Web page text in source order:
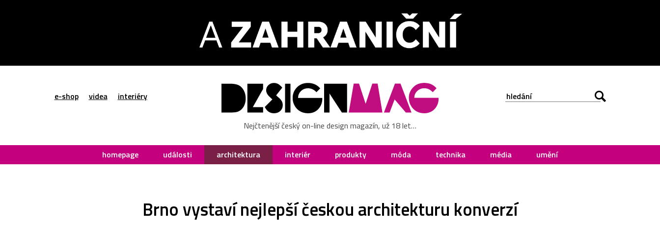
e-shop videa interiéry
Nejčtenější český on-line design magazín, už 18 let…
homepage události architektura interiér produkty móda technika média umění
Brno vystaví nejlepší českou architekturu konverzí